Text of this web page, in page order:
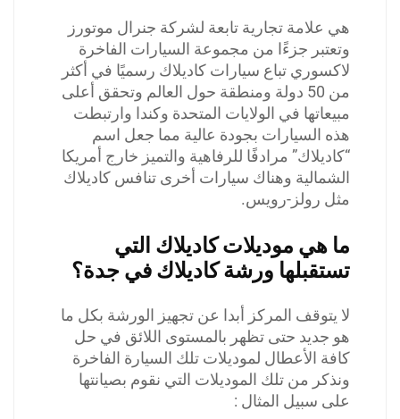
هي علامة تجارية تابعة لشركة جنرال موتورز
وتعتبر جزءًا من مجموعة السيارات الفاخرة
لاكسوري تباع سيارات كاديلاك رسميًا في أكثر
من 50 دولة ومنطقة حول العالم وتحقق أعلى
مبيعاتها في الولايات المتحدة وكندا وارتبطت
هذه السيارات بجودة عالية مما جعل اسم
“كاديلاك” مرادفًا للرفاهية والتميز خارج أمريكا
الشمالية وهناك سيارات أخرى تنافس كاديلاك
مثل رولز-رويس.
ما هي موديلات كاديلاك التي
تستقبلها ورشة كاديلاك في جدة؟
لا يتوقف المركز أبدا عن تجهيز الورشة بكل ما
هو جديد حتى تظهر بالمستوى اللائق في حل
كافة الأعطال لموديلات تلك السيارة الفاخرة
ونذكر من تلك الموديلات التي نقوم بصيانتها
على سبيل المثال :